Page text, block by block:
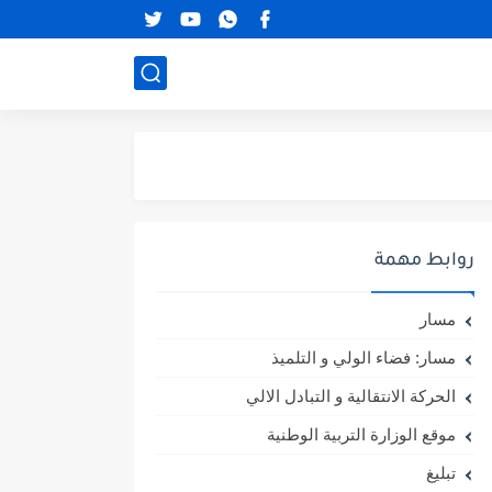
روابط مهمة
مسار
مسار: فضاء الولي و التلميذ
الحركة الانتقالية و التبادل الالي
موقع الوزارة التربية الوطنية
تبليغ